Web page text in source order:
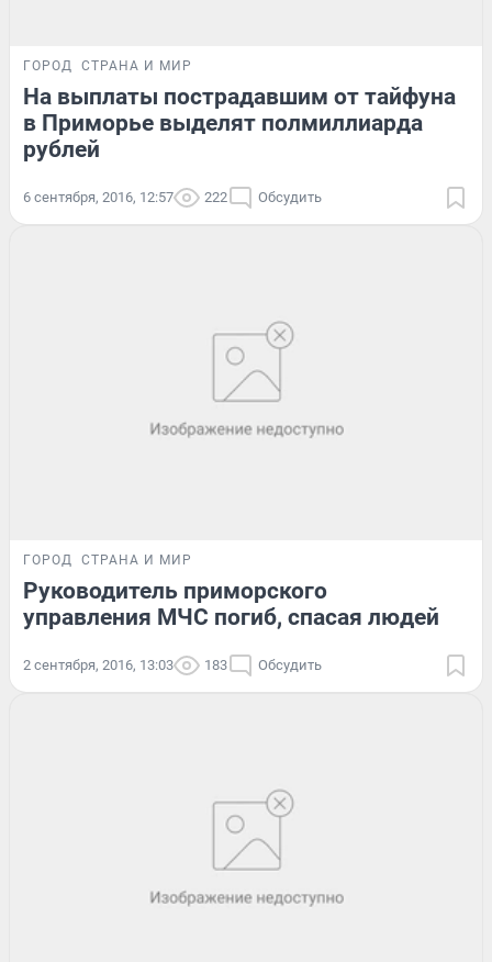
ГОРОД СТРАНА И МИР
На выплаты пострадавшим от тайфуна
в Приморье выделят полмиллиарда
рублей
6 сентября, 2016, 12:57 222 Обсудить
ГОРОД СТРАНА И МИР
Руководитель приморского
управления МЧС погиб, спасая людей
2 сентября, 2016, 13:03 183 Обсудить